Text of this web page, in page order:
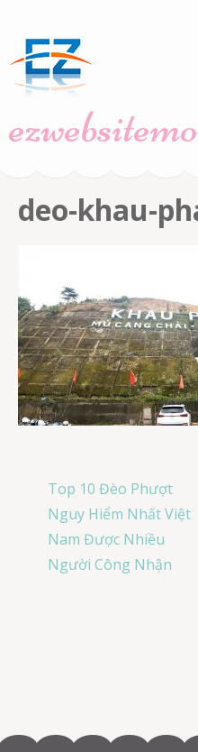
content
(Press
deo-khau-
Post
navigation
Top 10 Đèo Phượt
Nguy Hiểm Nhất Việt
Nam Được Nhiều
Người Công Nhận